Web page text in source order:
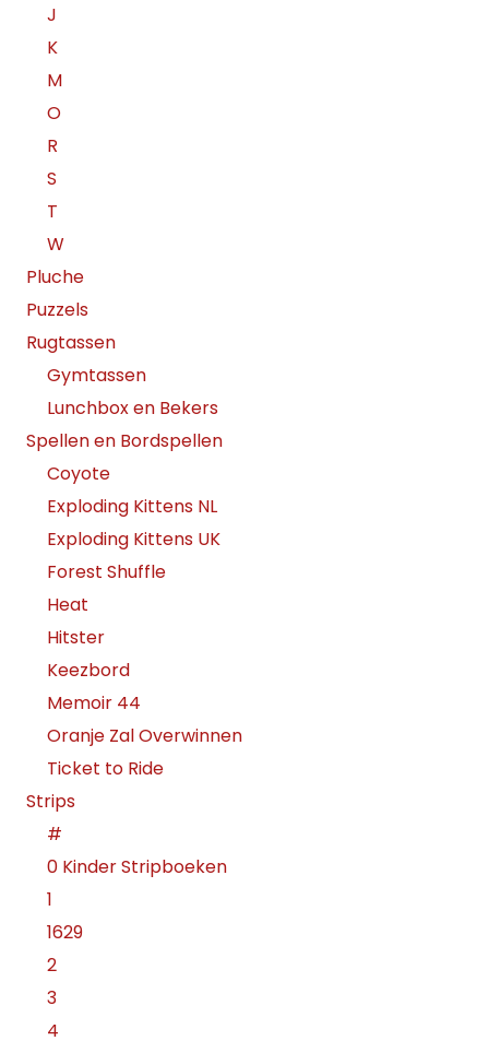
J
K
M
O
R
S
T
W
Pluche
Puzzels
Rugtassen
Gymtassen
Lunchbox en Bekers
Spellen en Bordspellen
Coyote
Exploding Kittens NL
Exploding Kittens UK
Forest Shuffle
Heat
Hitster
Keezbord
Memoir 44
Oranje Zal Overwinnen
Ticket to Ride
Strips
#
0 Kinder Stripboeken
1
1629
2
3
4